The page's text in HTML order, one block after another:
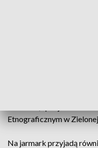
Etnograficznym w
Na jarmark przyjadą